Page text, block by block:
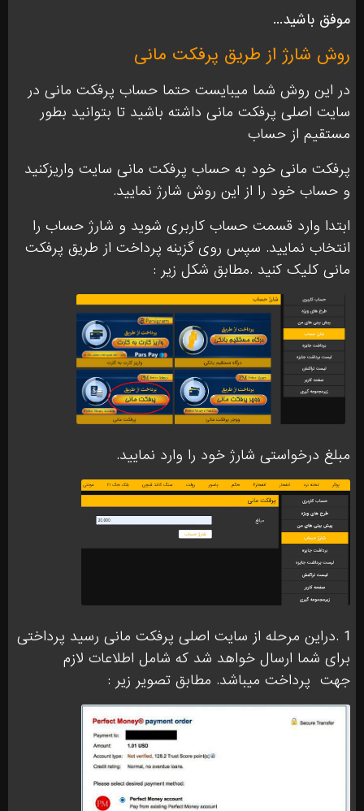
موفق باشید...
روش شارژ از طریق پرفکت مانی
در این روش شما میبایست حتما حساب پرفکت مانی در
سایت اصلی پرفکت مانی داشته باشید تا بتوانید بطور
مستقیم از حساب
پرفکت مانی خود به حساب پرفکت مانی سایت واریزکنید
و حساب خود را از این روش شارژ نمایید.
ابتدا وارد قسمت حساب کاربری شوید و شارژ حساب را
انتخاب نمایید. سپس روی گزینه پرداخت از طریق پرفکت
مانی کلیک کنید .مطابق شکل زیر :
مبلغ درخواستی شارژ خود را وارد نمایید.
1 .دراین مرحله از سایت اصلی پرفکت مانی رسید پرداختی
برای شما ارسال خواهد شد که شامل اطلاعات لازم
جهت پرداخت میباشد. مطابق تصویر زیر :